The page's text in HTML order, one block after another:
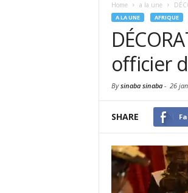
Home a la une
A LA UNE AFRIQUE
officier
Bysinaba sinaba- 26
SHARE